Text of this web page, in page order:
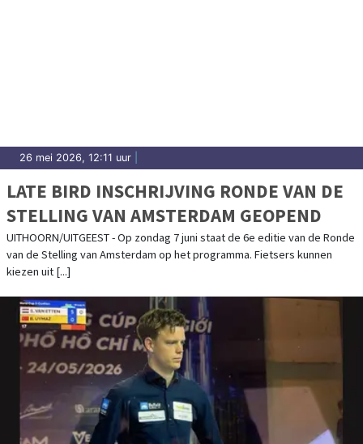
26 mei 2026, 12:11 uur
LATE BIRD INSCHRIJVING RONDE VAN DE
STELLING VAN AMSTERDAM GEOPEND
UITHOORN/UITGEEST - Op zondag 7 juni staat de 6e editie van de Ronde
van de Stelling van Amsterdam op het programma. Fietsers kunnen
kiezen uit [...]